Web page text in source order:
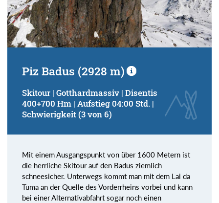
Piz Badus (2928 m)
Skitour | Gotthardmassiv | Disentis
400+700 Hm | Aufstieg 04:00 Std. |
Schwierigkeit (3 von 6)
Mit einem Ausgangspunkt von über 1600 Metern ist
die herrliche Skitour auf den Badus ziemlich
schneesicher. Unterwegs kommt man mit dem Lai da
Tuma an der Quelle des Vorderrheins vorbei und kann
bei einer Alternativabfahrt sogar noch einen